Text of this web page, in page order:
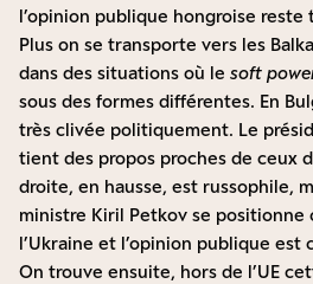
l’opinion publique hongroise reste
Plus on se transporte vers les
dans des situations où le soft
sous des formes différentes. En
très clivée politiquement. Le
tient des propos proches de ceux
droite, en hausse, est russophile,
ministre Kiril Petkov se positionne
l’Ukraine et l’opinion publique est
On trouve ensuite, hors de l’UE